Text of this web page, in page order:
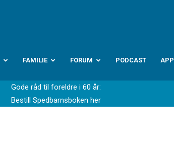
FAMILIE FORUM PODCAST APP
Gode råd til foreldre i 60 år:
Bestill Spedbarnsboken her